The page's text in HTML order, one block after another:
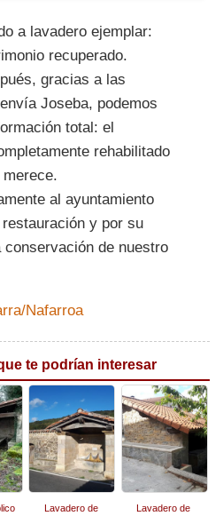
a lavadero ejemplar:
recuperado.
gracias a las
Joseba, podemos
total: el
rehabilitado
al ayuntamiento
y por su
de nuestro
Nafarroa
te podrían interesar
Lavadero de
Lavadero de